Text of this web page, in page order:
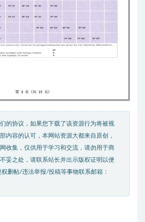
的协议，如果您下载了该资源行为将被视
内容的认可，本网站资源大都来自原创，
收集，仅供用于学习和交流，请勿用于商
妥之处，请联系站长并出示版权证明以便
删帖/违法举报/投稿等事物联系邮箱：